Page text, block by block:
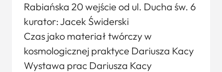
Rabiańska 20 wejście od ul. Ducha św. 6
kurator: Jacek Świderski
Czas jako materiał twórczy w
kosmologicznej praktyce Dariusza Kacy
Wystawa prac Dariusza Kacy